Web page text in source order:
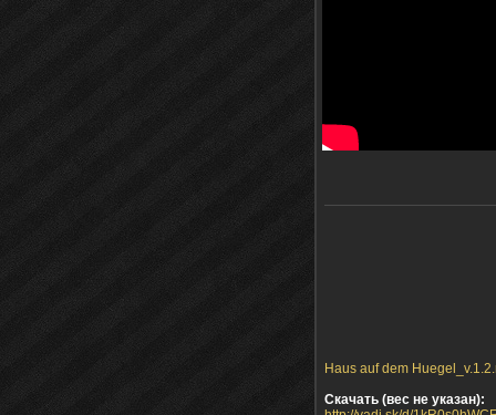
Haus auf dem
Скачать (вес не указан):